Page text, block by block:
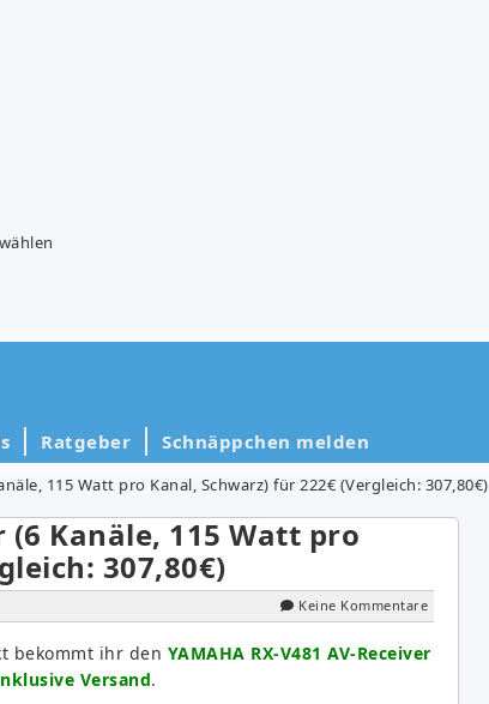
Ratgeber Schnäppchen melden
115 Watt pro Kanal, Schwarz) für 222€ (Vergleich: 307,80€)
(6 Kanäle, 115 Watt pro
307,80€)
Keine Kommentare
bekommt ihr den YAMAHA RX-V481 AV-Receiver
Versand.